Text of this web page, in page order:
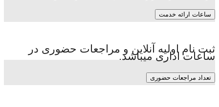
ساعات ارائه خدمت
ثبت نام اولیه آنلاین و مراجعات حضوری در
ساعات اداری میباشد.
تعداد مراجعات حضوری